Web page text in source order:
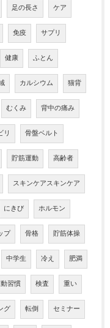
足の長さ ケア
免疫 サプリ
健康 ふとん
カルシウム 猫背
むくみ 背中の痛み
リ 骨盤ベルト
貯筋運動 高齢者
スキンケアスキンケア
にきび ホルモン
プ 骨格 貯筋体操
中学生 冷え 肥満
習慣 検査 重い
グ 転倒 セミナー